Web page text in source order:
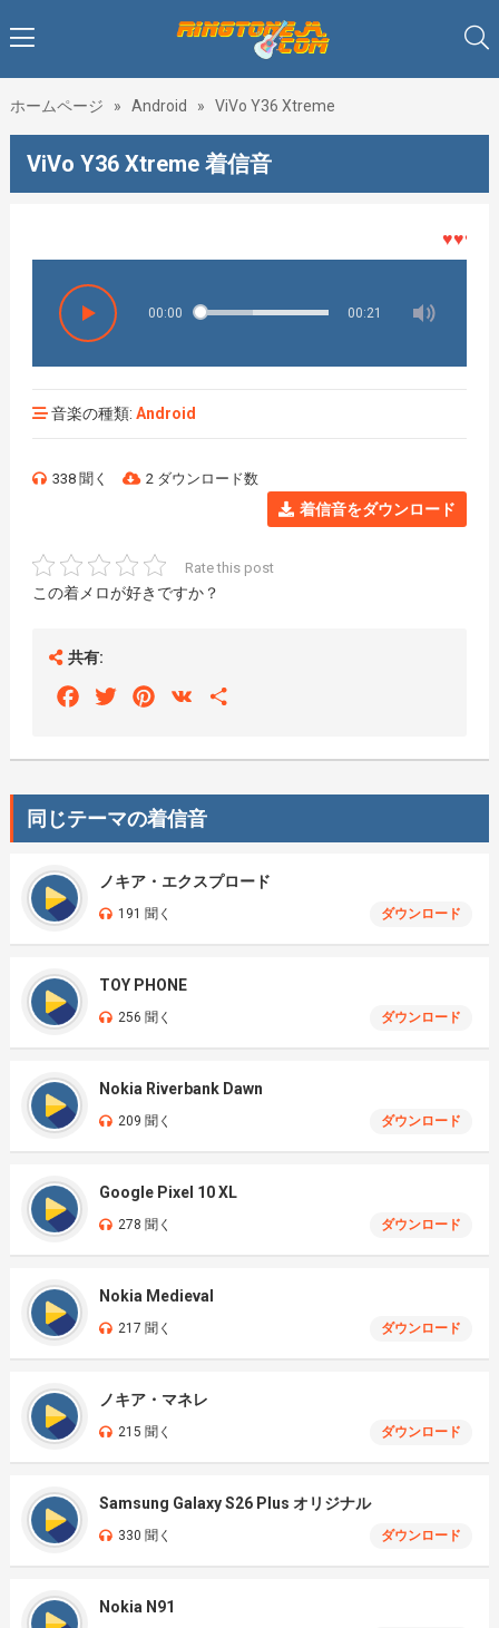
ホームページ » Android » ViVo Y36 Xtreme
ViVo Y36 Xtreme 着信音
♥♥♥着メ
00:00 00:21
音楽の種類: Android
338 聞く 2 ダウンロード数
着信音をダウンロード
Rate this post
この着メロが好きですか？
共有:
FacebookTwitterPinterest
VK
同じテーマの着信音
ノキア・エクスプロード
191 聞く ダウンロード
TOY PHONE
256 聞く ダウンロード
Nokia Riverbank Dawn
209 聞く ダウンロード
Google Pixel 10 XL
278 聞く ダウンロード
Nokia Medieval
217 聞く ダウンロード
ノキア・マネレ
215 聞く ダウンロード
Samsung Galaxy S26 Plus オリジナル
330 聞く ダウンロード
Nokia N91